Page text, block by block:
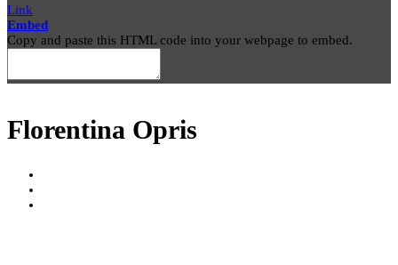
Link
Embed
Copy and paste this HTML code into your webpage to embed.
Florentina Opris